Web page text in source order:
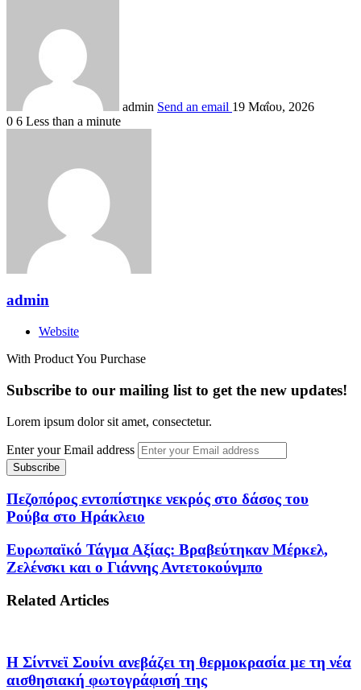
admin Send an email 19 Μαΐου, 2026
0 6 Less than a minute
admin
Website
With Product You Purchase
Subscribe to our mailing list to get the new updates!
Lorem ipsum dolor sit amet, consectetur.
Enter your Email address
Πεζοπόρος εντοπίστηκε νεκρός στο δάσος του
Ρούβα στο Ηράκλειο
Ευρωπαϊκό Τάγμα Αξίας: Βραβεύτηκαν Μέρκελ,
Ζελένσκι και ο Γιάννης Αντετοκούνμπο
Related Articles
Η Σίντνεϊ Σουίνι ανεβάζει τη θερμοκρασία με τη νέα
αισθησιακή φωτογράφισή της